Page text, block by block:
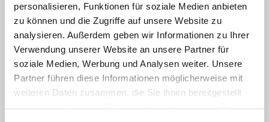
personalisieren, Funktionen für soziale Medien anbieten
zu können und die Zugriffe auf unsere Website zu
analysieren. Außerdem geben wir Informationen zu Ihrer
Verwendung unserer Website an unsere Partner für
soziale Medien, Werbung und Analysen weiter. Unsere
Partner führen diese Informationen möglicherweise mit
weiteren Daten zusammen, die Sie ihnen bereitgestellt
Bertram Meier rief dazu auf, den Heiligen
Geist als "die fortlebende Gegenwart
Christi in Kirche und Welt" ernst zu
nehmen. Geistvergessenheit könne ein
Zeichen sein für Gottvergessenheit und
Gottlosigkeit. Er ergänzte: